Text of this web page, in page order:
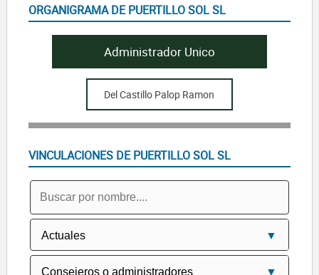
ORGANIGRAMA DE PUERTILLO SOL SL
Administrador Unico
Del Castillo Palop Ramon
VINCULACIONES DE PUERTILLO SOL SL